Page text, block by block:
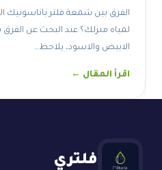
الفرق بين شمعة فلتر باناسونيك
لمياه منزلك؟ عند البحث عن
الابيض والاسود، يلاحظ…
اقرأ المقال ←
فلتري